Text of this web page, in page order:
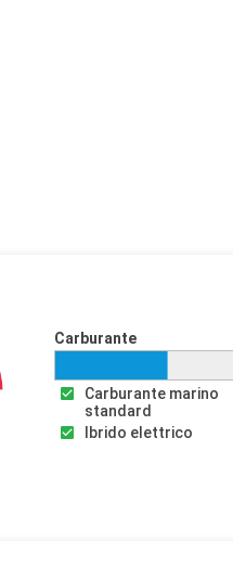
Carburante
Carburante marino
standard
Ibrido elettrico